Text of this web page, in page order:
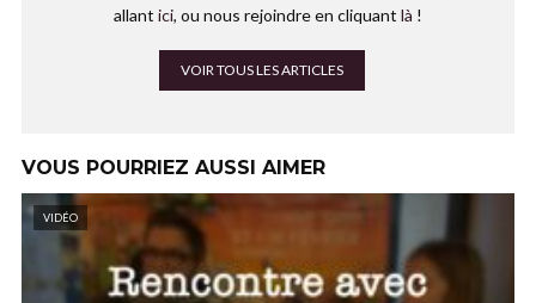
allant ici, ou nous rejoindre en cliquant là !
VOIR TOUS LES ARTICLES
VOUS POURRIEZ AUSSI AIMER
VIDÉO